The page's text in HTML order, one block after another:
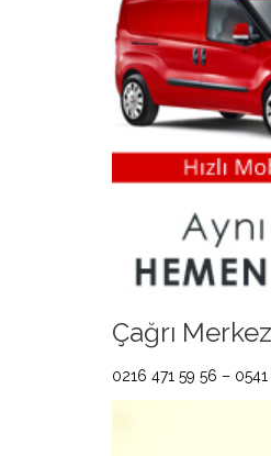
Çağrı
0216 471 59 56 –